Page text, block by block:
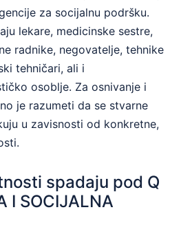
za socijalnu podršku.
lekare, medicinske sestre,
radnike, negovatelje, tehnike
tehničari, ali i
osoblje. Za osnivanje i
je razumeti da se stvarne
u zavisnosti od konkretne,
spadaju pod Q
I SOCIJALNA